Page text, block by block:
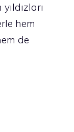
hem
de